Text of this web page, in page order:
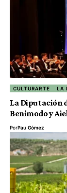
CULTURARTE LA
La Diputación
Benimodo y
PorPau Gómez